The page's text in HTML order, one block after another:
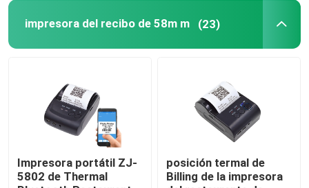
impresora del recibo de 58m m (23)
Impresora portátil ZJ-
5802 de Thermal
posición termal de
Billing de la impresora